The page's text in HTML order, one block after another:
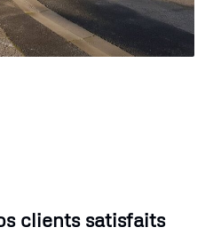
clients satisfaits